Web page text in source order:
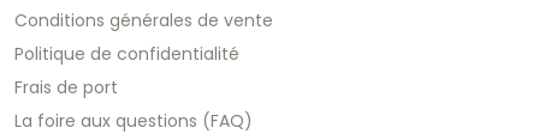
Conditions générales de vente
Politique de confidentialité
Frais de port
La foire aux questions (FAQ)